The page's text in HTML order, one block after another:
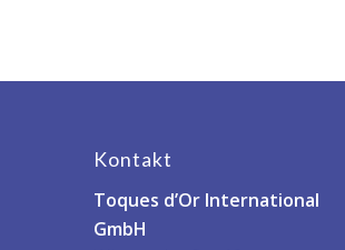
Kontakt
Toques d’Or International
GmbH